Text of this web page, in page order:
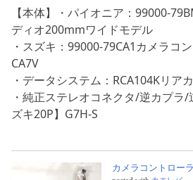
【本体】・パイオニア：99000-
ディオ200mmワイドモデル
・スズキ：99000-79CA1カメラコ
CA7V
・データシステム：RCA104Kリア
・純正ステレオコネクタ/逆カプラ
ズキ20P】G7H-S
カメラコントロー